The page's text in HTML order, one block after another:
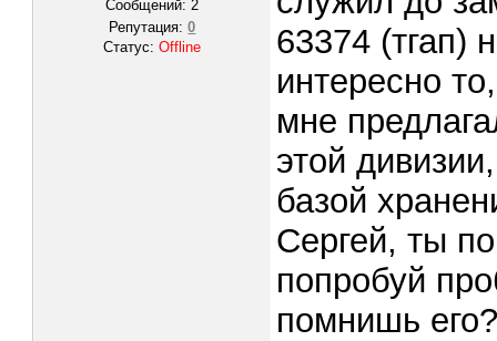
Сообщений:2
Репутация:0
Статус:Offline
63374 (тгап)
интересно
мне
этой
базой
Сергей, ты
попробуй
помнишь